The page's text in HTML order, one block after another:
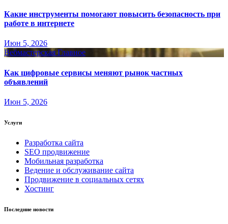
Какие инструменты помогают повысить безопасность при
работе в интернете
Июн 5, 2026
Вебмастерская Главное
Как цифровые сервисы меняют рынок частных
объявлений
Июн 5, 2026
Услуги
Разработка сайта
SEO продвижение
Мобильная разработка
Ведение и обслуживание сайта
Продвижение в социальных сетях
Хостинг
Последние новости